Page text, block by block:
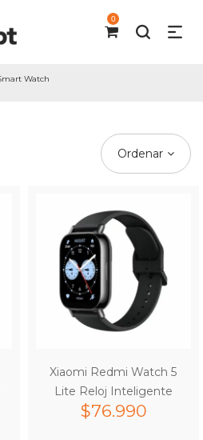
0
Watch
Ordenar
Xiaomi Redmi Watch 5
Lite Reloj Inteligente
$76.990